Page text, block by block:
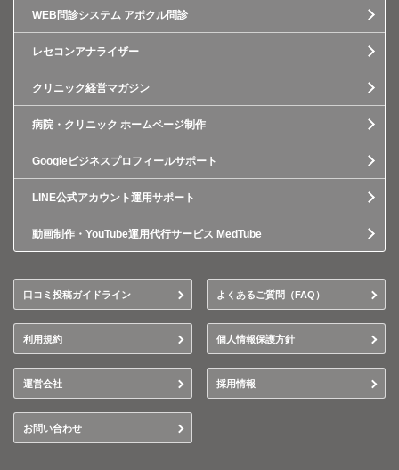
WEB問診システム アポクル問診
レセコンアナライザー
クリニック経営マガジン
病院・クリニック ホームページ制作
Googleビジネスプロフィールサポート
LINE公式アカウント運用サポート
動画制作・YouTube運用代行サービス MedTube
口コミ投稿ガイドライン よくあるご質問（FAQ）
利用規約 個人情報保護方針
運営会社 採用情報
お問い合わせ